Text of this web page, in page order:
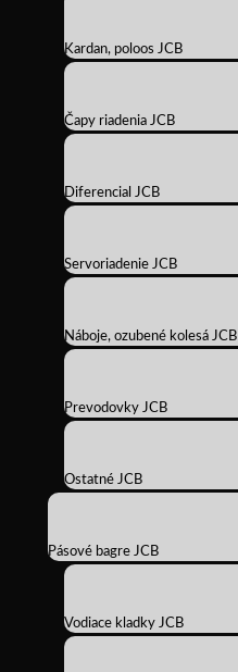
Kardan, poloos JCB
Čapy riadenia JCB
Diferencial JCB
Servoriadenie JCB
Náboje, ozubené kolesá JCB
Prevodovky JCB
Ostatné JCB
Pásové bagre JCB
Vodiace kladky JCB